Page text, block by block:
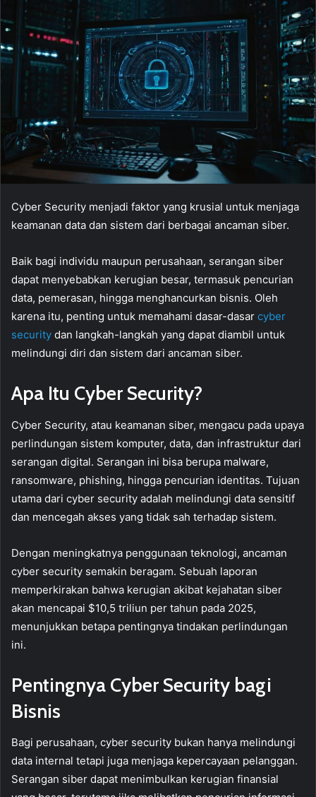
Cyber Security menjadi faktor yang krusial untuk menjaga
keamanan data dan sistem dari berbagai ancaman siber.
Baik bagi individu maupun perusahaan, serangan siber
dapat menyebabkan kerugian besar, termasuk pencurian
data, pemerasan, hingga menghancurkan bisnis. Oleh
karena itu, penting untuk memahami dasar-dasar cyber
security dan langkah-langkah yang dapat diambil untuk
melindungi diri dan sistem dari ancaman siber.
Apa Itu Cyber Security?
Cyber Security, atau keamanan siber, mengacu pada upaya
perlindungan sistem komputer, data, dan infrastruktur dari
serangan digital. Serangan ini bisa berupa malware,
ransomware, phishing, hingga pencurian identitas. Tujuan
utama dari cyber security adalah melindungi data sensitif
dan mencegah akses yang tidak sah terhadap sistem.
Dengan meningkatnya penggunaan teknologi, ancaman
cyber security semakin beragam. Sebuah laporan
memperkirakan bahwa kerugian akibat kejahatan siber
akan mencapai $10,5 triliun per tahun pada 2025,
menunjukkan betapa pentingnya tindakan perlindungan
ini.
Pentingnya Cyber Security bagi
Bisnis
Bagi perusahaan, cyber security bukan hanya melindungi
data internal tetapi juga menjaga kepercayaan pelanggan.
Serangan siber dapat menimbulkan kerugian finansial